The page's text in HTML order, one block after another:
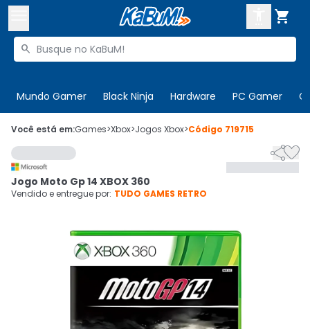

Buscar produtos

Mundo Gamer Black Ninja Hardware PC Gamer
 Olá. Acesse sua conta
 Departamentos
Cupons
Ativar tradutor em libras
CADASTRE-SE
Você está em:Games>Xbox>Jogos Xbox>Código 719715

Jogo Moto Gp 14 XBOX 360
Vendido e entregue por: TUDO GAMES RETRO